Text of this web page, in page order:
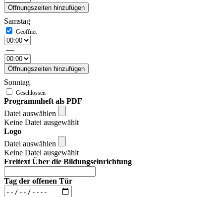
Öffnungszeiten hinzufügen
Samstag
—
Öffnungszeiten hinzufügen
Sonntag
Programmheft als PDF
Datei auswählen
Keine Datei ausgewählt
Logo
Datei auswählen
Keine Datei ausgewählt
Freitext Über die Bildungseinrichtung
Tag der offenen Tür